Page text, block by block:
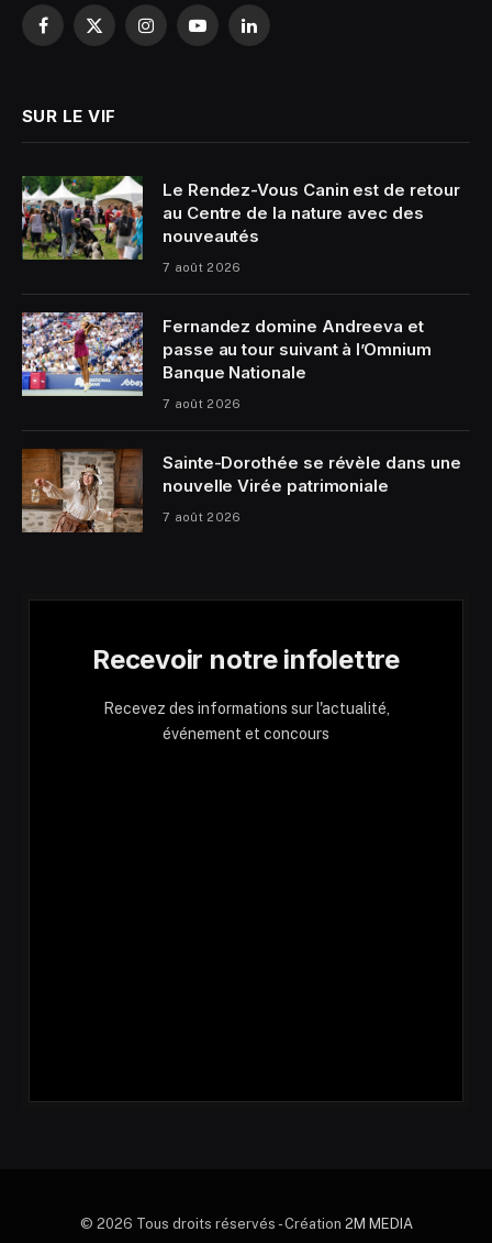
Facebook
X
InstagramYouTubeLinkedIn
SUR LE VIF
Le Rendez-Vous Canin est de retour
au Centre de la nature avec des
nouveautés
7 août 2026
Fernandez domine Andreeva et
passe au tour suivant à l’Omnium
Banque Nationale
7 août 2026
Sainte-Dorothée se révèle dans une
nouvelle Virée patrimoniale
7 août 2026
Recevoir notre infolettre
Recevez des informations sur l'actualité,
événement et concours
© 2026 Tous droits réservés - Création 2M MEDIA